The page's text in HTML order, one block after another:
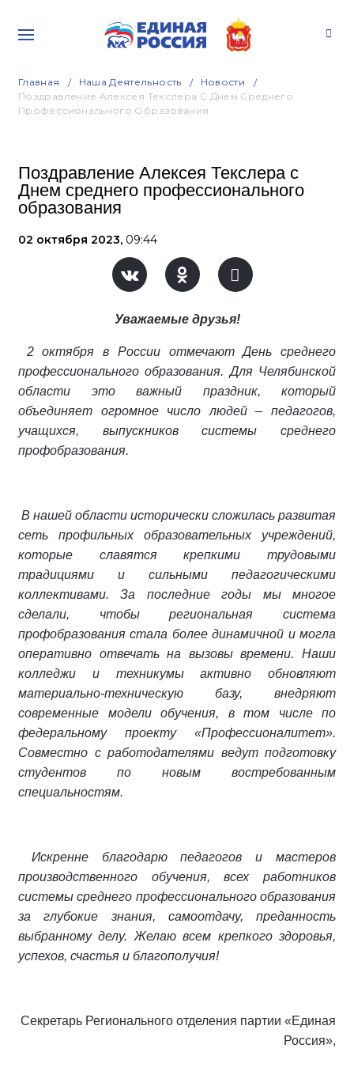
Главная Наша Деятельность
Новости
Поздравление Алексея Текслера С Днем Среднего
Профессионального Образования
Поздравление Алексея Текслера с
Днем среднего профессионального
образования
02 октября 2023, 09:44
Уважаемые друзья!
2 октября в России отмечают День среднего
профессионального образования. Для Челябинской
области это важный праздник, который
объединяет огромное число людей – педагогов,
учащихся, выпускников системы среднего
профобразования.
В нашей области исторически сложилась развитая
сеть профильных образовательных учреждений,
которые славятся крепкими трудовыми
традициями и сильными педагогическими
коллективами. За последние годы мы многое
сделали, чтобы региональная система
профобразования стала более динамичной и могла
оперативно отвечать на вызовы времени. Наши
колледжи и техникумы активно обновляют
материально-техническую базу, внедряют
современные модели обучения, в том числе по
федеральному проекту «Профессионалитет».
Совместно с работодателями ведут подготовку
студентов по новым востребованным
специальностям.
Искренне благодарю педагогов и мастеров
производственного обучения, всех работников
системы среднего профессионального образования
за глубокие знания, самоотдачу, преданность
выбранному делу. Желаю всем крепкого здоровья,
успехов, счастья и благополучия!
Секретарь Регионального отделения партии «Единая
Россия»,